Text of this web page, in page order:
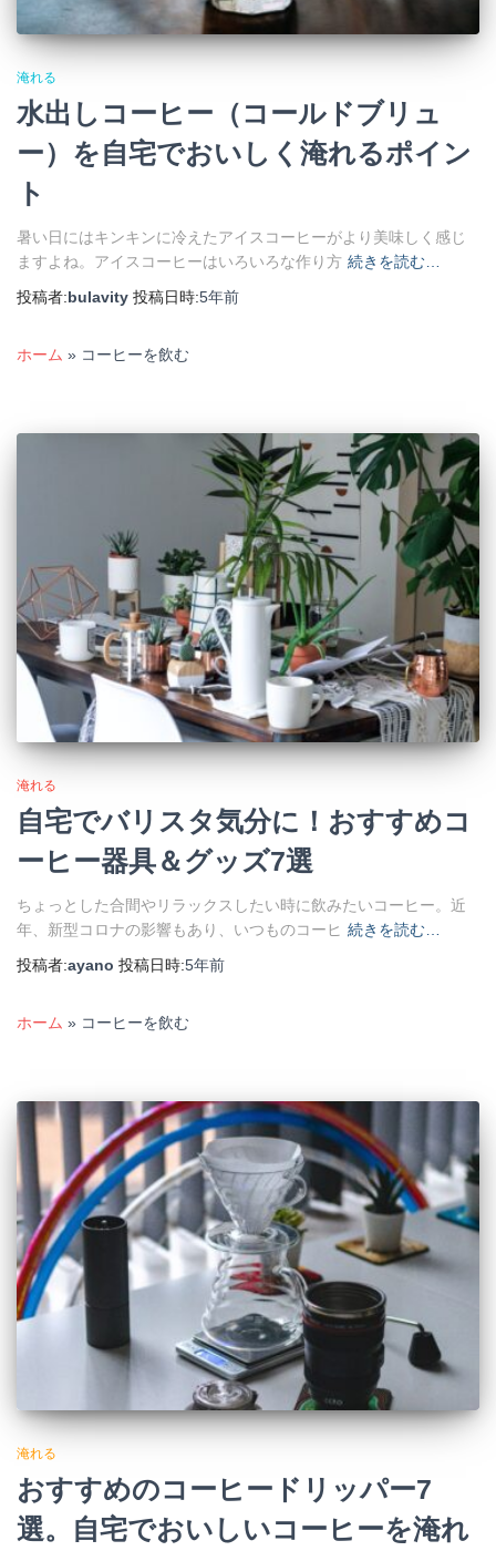
淹れる
水出しコーヒー（コールドブリュ
ー）を自宅でおいしく淹れるポイン
ト
暑い日にはキンキンに冷えたアイスコーヒーがより美味しく感じ
ますよね。アイスコーヒーはいろいろな作り方 続きを読む…
投稿者:bulavity 投稿日時:5年前
ホーム » コーヒーを飲む
淹れる
自宅でバリスタ気分に！おすすめコ
ーヒー器具＆グッズ7選
ちょっとした合間やリラックスしたい時に飲みたいコーヒー。近
年、新型コロナの影響もあり、いつものコーヒ 続きを読む…
投稿者:ayano 投稿日時:5年前
ホーム » コーヒーを飲む
淹れる
おすすめのコーヒードリッパー7
選。自宅でおいしいコーヒーを淹れ